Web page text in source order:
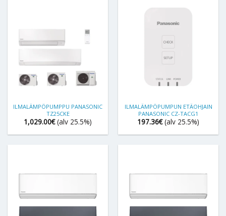
ILMALÄMPÖPUMPPU PANASONIC
TZ25CKE
1,029.00€ (alv 25.5%)
ILMALÄMPÖPUMPUN ETÄOHJAIN
PANASONIC CZ-TACG1
197.36€ (alv 25.5%)